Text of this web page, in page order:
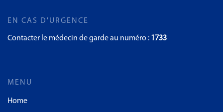
EN CAS D'URGENCE
Contacter le médecin de garde au numéro : 1733
MENU
Home